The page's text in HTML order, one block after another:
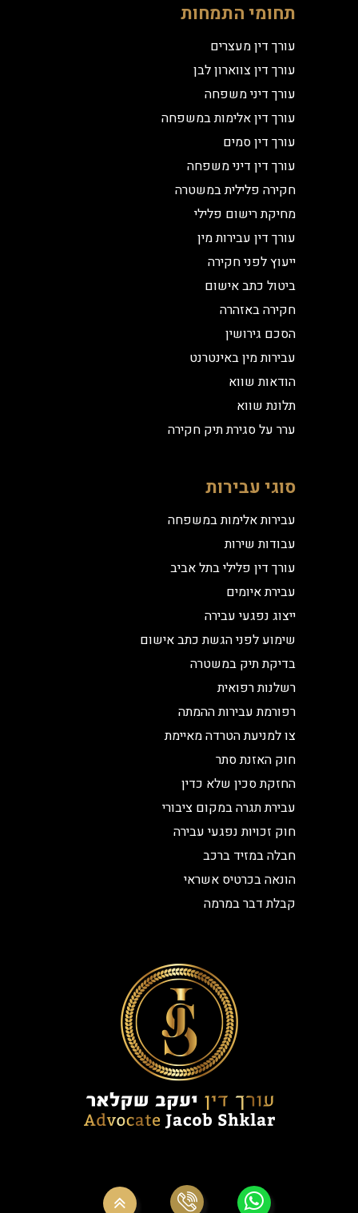
תחומי התמחות
עורך דין מעצרים
עורך דין צווארון לבן
עורך דיני משפחה
עורך דין אלימות במשפחה
עורך דין סמים
עורך דין דיני משפחה
חקירה פלילית במשטרה
מחיקת רישום פלילי
עורך דין עבירות מין
ייעוץ לפני חקירה
ביטול כתב אישום
חקירה באזהרה
הסכם גירושין
עבירות מין באינטרנט
הודאות שווא
תלונת שווא
ערר על סגירת תיק חקירה
סוגי עבירות
עבירות אלימות במשפחה
עבודות שירות
עורך דין פלילי בתל אביב
עבירת איומים
ייצוג נפגעי עבירה
שימוע לפני הגשת כתב אישום
בדיקת תיק במשטרה
רשלנות רפואית
רפורמת עבירות ההמתה
צו למניעת הטרדה מאיימת
חוק האזנת סתר
החזקת סכין שלא כדין
עבירת תגרה במקום ציבורי
חוק זכויות נפגעי עבירה
חבלה במזיד ברכב
הונאה בכרטיס אשראי
קבלת דבר במרמה
© כל הזכויות שמורות עורך דין פלילי יעקב שקלאר